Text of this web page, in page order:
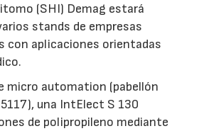
(SHI) Demag estará
stands de empresas
con aplicaciones orientadas
micro automation (pabellón
una IntElect S 130
de polipropileno mediante